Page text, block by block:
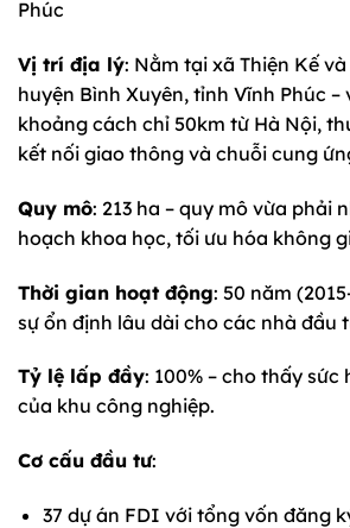
Phúc
Vị trí địa lý: Nằm tại xã Thiện Kế và
huyện Bình Xuyên, tỉnh Vĩnh Phúc
khoảng cách chỉ 50km từ Hà Nội,
kết nối giao thông và chuỗi cung
Quy mô: 213 ha – quy mô vừa phải
hoạch khoa học, tối ưu hóa không
Thời gian hoạt động: 50 năm
sự ổn định lâu dài cho các nhà đầu
Tỷ lệ lấp đầy: 100% – cho thấy
của khu công nghiệp.
Cơ cấu đầu tư:
37 dự án FDI với tổng vốn đăng